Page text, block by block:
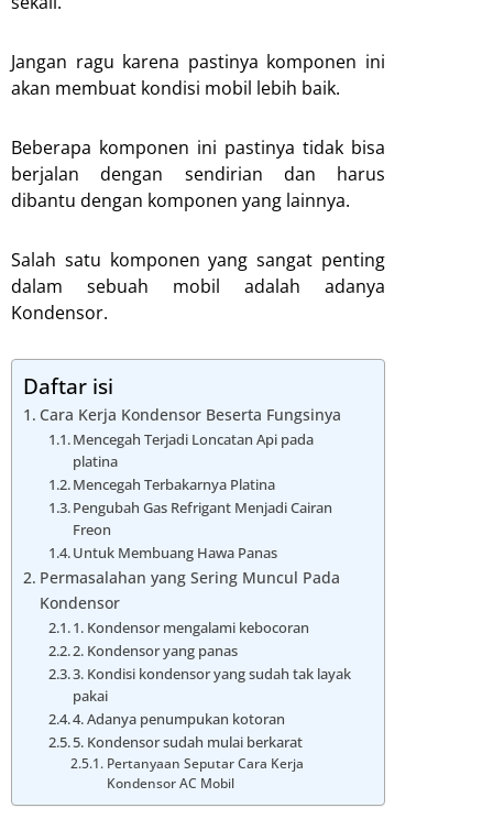
Jangan ragu karena pastinya komponen ini
akan membuat kondisi mobil lebih baik.
Beberapa komponen ini pastinya tidak bisa
berjalan dengan sendirian dan harus
dibantu dengan komponen yang lainnya.
Salah satu komponen yang sangat penting
dalam sebuah mobil adalah adanya
Kondensor.
Daftar isi
Cara Kerja Kondensor Beserta Fungsinya
Mencegah Terjadi Loncatan Api pada
platina
Mencegah Terbakarnya Platina
Pengubah Gas Refrigant Menjadi Cairan
Freon
Untuk Membuang Hawa Panas
Permasalahan yang Sering Muncul Pada
Kondensor
1. Kondensor mengalami kebocoran
2. Kondensor yang panas
3. Kondisi kondensor yang sudah tak layak
pakai
4. Adanya penumpukan kotoran
5. Kondensor sudah mulai berkarat
Pertanyaan Seputar Cara Kerja
Kondensor AC Mobil